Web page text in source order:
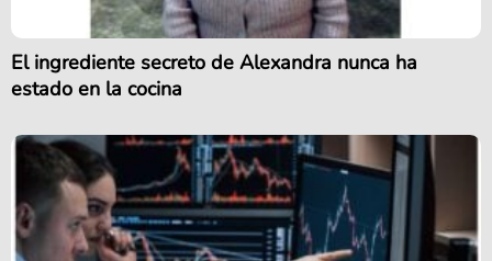
El ingrediente secreto de Alexandra nunca ha
estado en la cocina